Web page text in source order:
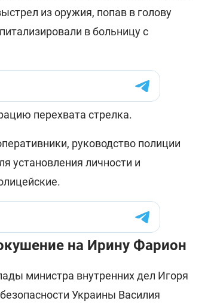
из оружия, попав в голову
в больницу с
перехвата стрелка.
руководство полиции
личности и
на Ирину Фарион
министра внутренних дел Игоря
Украины Василия